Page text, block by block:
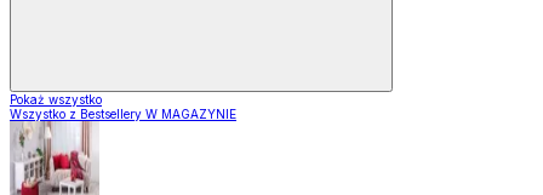
Pokaż wszystko
Wszystko z Bestsellery W MAGAZYNIE